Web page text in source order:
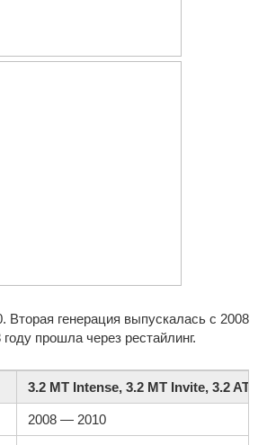
Вторая генерация выпускалась с 2008
прошла через рестайлинг.
3.2 MT Intense, 3.2 MT Invite, 3.2 AT
2008 — 2010